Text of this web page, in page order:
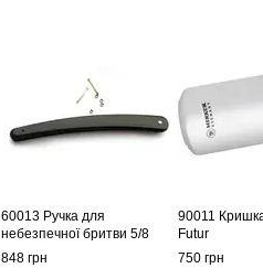
60013 Ручка для
небезпечної бритви 5/8
848 грн
90011
Futur
750 грн